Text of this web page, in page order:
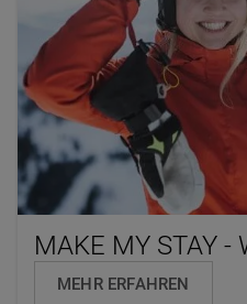
MAKE MY STAY -
MEHR ERFAHREN